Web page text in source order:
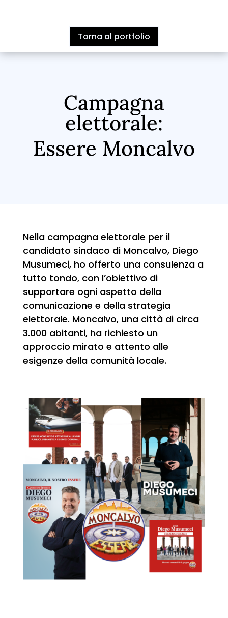
Torna al portfolio
Campagna
elettorale:
Essere Moncalvo
Nella campagna elettorale per il
candidato sindaco di Moncalvo, Diego
Musumeci, ho offerto una consulenza a
tutto tondo, con l’obiettivo di
supportare ogni aspetto della
comunicazione e della strategia
elettorale. Moncalvo, una città di circa
3.000 abitanti, ha richiesto un
approccio mirato e attento alle
esigenze della comunità locale.